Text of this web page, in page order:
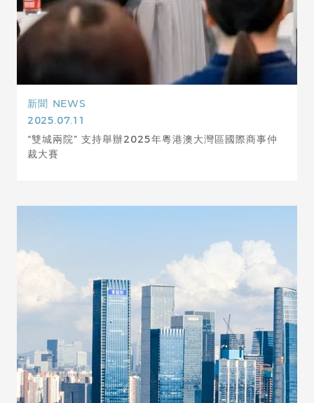
新聞 NEWS
2025.07.11
“雙城兩院” 支持舉辦2025年粵港澳大灣區國際商事仲
裁大賽